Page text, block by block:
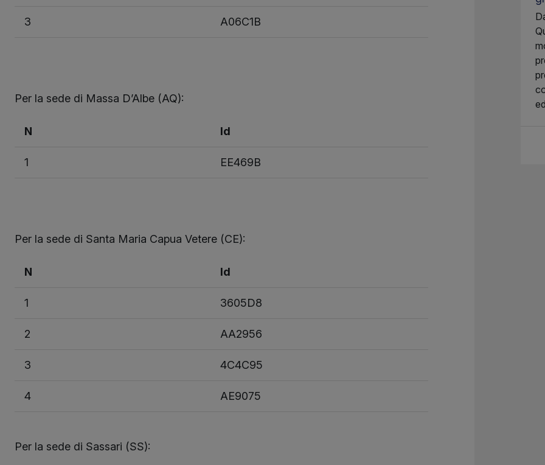
3 A06C1B
Per la sede di Massa D’Albe (AQ):
N Id
1 EE469B
Per la sede di Santa Maria Capua Vetere (CE):
N Id
1 3605D8
2 AA2956
3 4C4C95
4 AE9075
Per la sede di Sassari (SS):